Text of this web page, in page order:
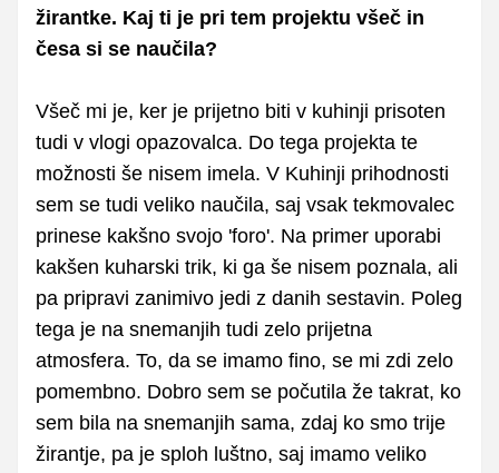
žirantke. Kaj ti je pri tem projektu všeč in
česa si se naučila?
Všeč mi je, ker je prijetno biti v kuhinji prisoten
tudi v vlogi opazovalca. Do tega projekta te
možnosti še nisem imela. V Kuhinji prihodnosti
sem se tudi veliko naučila, saj vsak tekmovalec
prinese kakšno svojo 'foro'. Na primer uporabi
kakšen kuharski trik, ki ga še nisem poznala, ali
pa pripravi zanimivo jedi z danih sestavin. Poleg
tega je na snemanjih tudi zelo prijetna
atmosfera. To, da se imamo fino, se mi zdi zelo
pomembno. Dobro sem se počutila že takrat, ko
sem bila na snemanjih sama, zdaj ko smo trije
žirantje, pa je sploh luštno, saj imamo veliko